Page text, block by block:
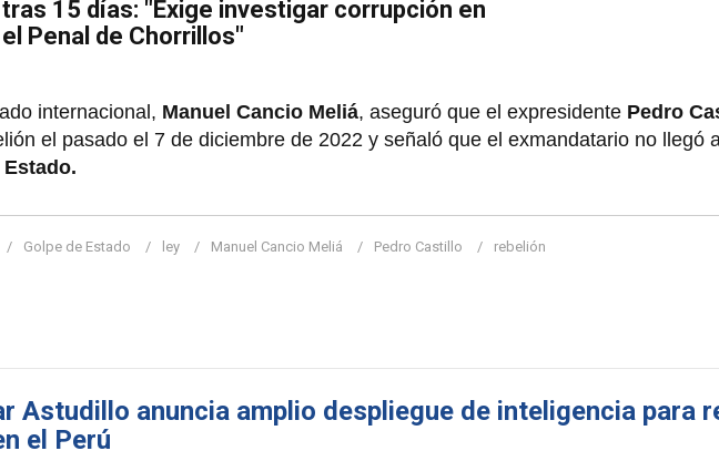
tras 15 días: "Exige investigar corrupción en
el Penal de Chorrillos"
internacional, Manuel Cancio Meliá, aseguró que el expresidente Pedro
el pasado el 7 de diciembre de 2022 y señaló que el exmandatario no llegó
Golpe de Estado ley Manuel Cancio Meliá Pedro Castillo rebelión
Astudillo anuncia amplio despliegue de inteligencia para
el Perú